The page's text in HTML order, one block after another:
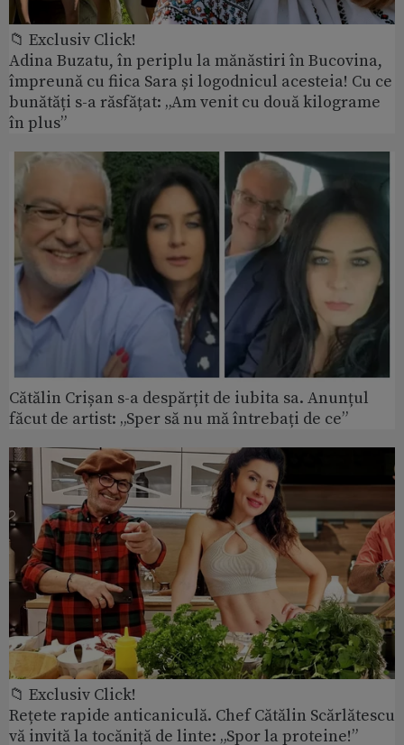
📁 Exclusiv Click!
Adina Buzatu, în periplu la mănăstiri în Bucovina,
împreună cu fiica Sara și logodnicul acesteia! Cu ce
bunătăți s-a răsfățat: „Am venit cu două kilograme
în plus”
Cătălin Crișan s-a despărțit de iubita sa. Anunțul
făcut de artist: „Sper să nu mă întrebați de ce”
📁 Exclusiv Click!
Rețete rapide anticaniculă. Chef Cătălin Scărlătescu
vă invită la tocăniță de linte: „Spor la proteine!”